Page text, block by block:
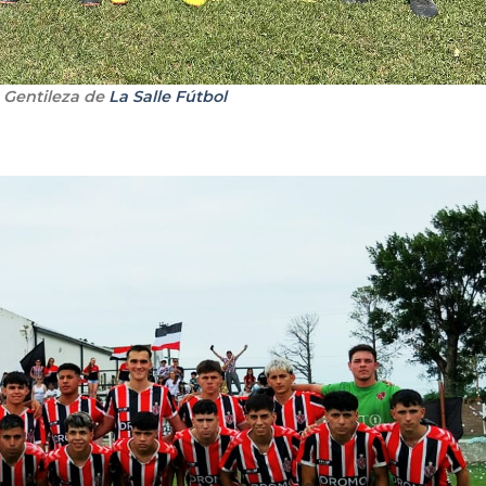
Gentileza de La Salle Fútbol